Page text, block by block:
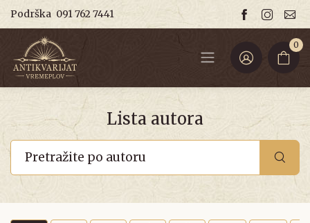
Podrška 091 762 7441
0
Lista autora